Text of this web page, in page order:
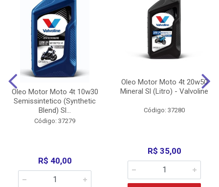
Oleo Motor Moto 4t 10w30
Semissintetico (Synthetic
Blend) Sl...
Código: 37279
R$ 40,00
Oleo Motor Moto 4t 20w50
Mineral Sl (Litro) - Valvoline
Código: 37280
R$ 35,00